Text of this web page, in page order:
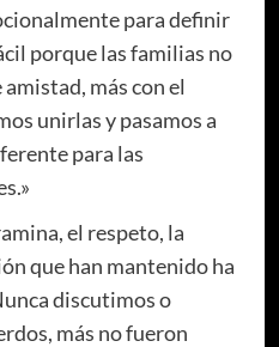
para definir
porque las familias no
más con el
unirlas y pasamos a
para las
el respeto, la
que han mantenido ha
discutimos o
más no fueron